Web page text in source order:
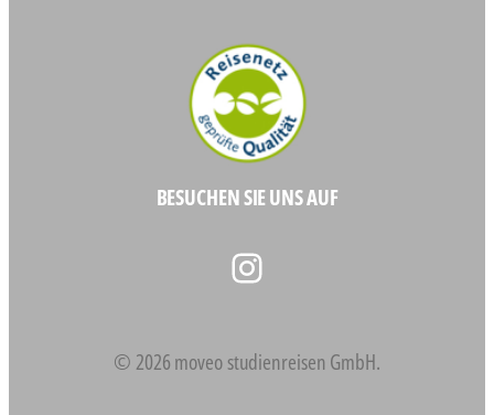
BESUCHEN SIE UNS AUF
Instagram
© 2026 moveo studienreisen GmbH.